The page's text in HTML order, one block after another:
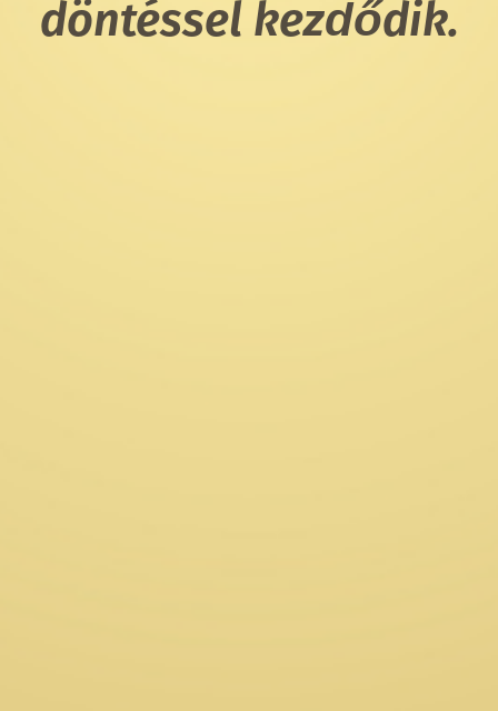
döntéssel kezdődik.